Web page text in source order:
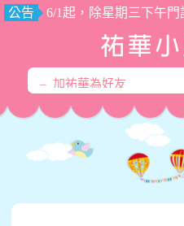
公告 6/1起，除星期三下午門